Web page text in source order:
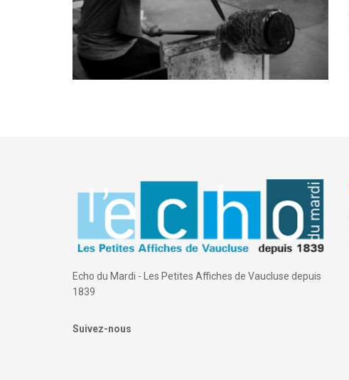
Echo du Mardi - Les Petites Affiches de Vaucluse depuis
1839
Suivez-nous